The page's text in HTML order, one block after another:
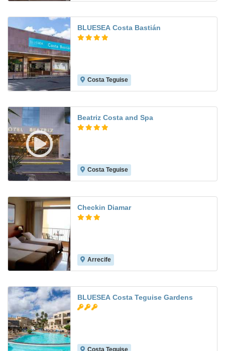
BLUESEA Costa Bastián
Costa Teguise
Beatriz Costa and Spa
Costa Teguise
Checkin Diamar
Arrecife
BLUESEA Costa Teguise Gardens
Costa Teguise